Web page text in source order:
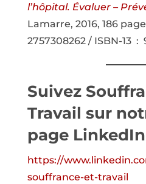
l’hôpital. Évaluer –
Lamarre, 2016, 186 pages
Suivez
Travail sur
page LinkedIn
https://
souffrance-et-travail